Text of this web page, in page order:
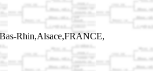
Rhin,Alsace,FRANCE,